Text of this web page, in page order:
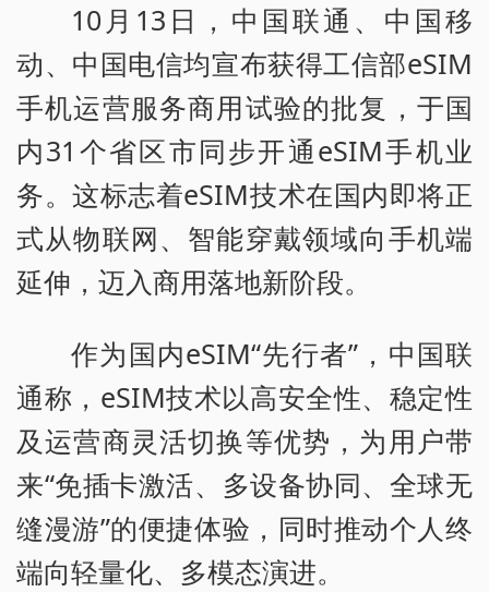
10月13日，中国联通、中国移
动、中国电信均宣布获得工信部eSIM
手机运营服务商用试验的批复，于国
内31个省区市同步开通eSIM手机业
务。这标志着eSIM技术在国内即将正
式从物联网、智能穿戴领域向手机端
延伸，迈入商用落地新阶段。
作为国内eSIM“先行者”，中国联
通称，eSIM技术以高安全性、稳定性
及运营商灵活切换等优势，为用户带
来“免插卡激活、多设备协同、全球无
缝漫游”的便捷体验，同时推动个人终
端向轻量化、多模态演进。